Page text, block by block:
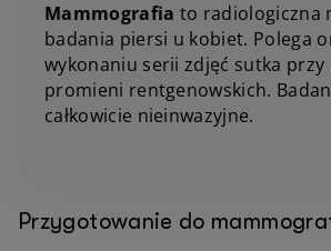
Mammografia to radiologiczna
badania piersi u kobiet. Polega
wykonaniu serii zdjęć sutka przy
promieni rentgenowskich.
całkowicie nieinwazyjne.
Przygotowanie do